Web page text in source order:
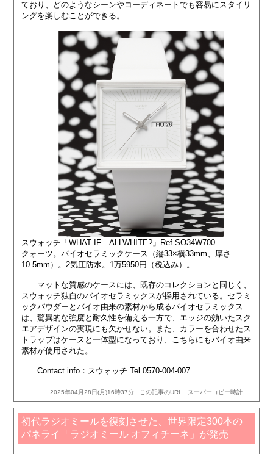
ており、どのようなシーンやコーディネートでも容易にスタイリ
ングを楽しむことができる。
スウォッチ「WHAT IF…ALLWHITE?」Ref.SO34W700
クォーツ。バイオセラミックケース（縦33×横33mm、厚さ
10.5mm）。2気圧防水。1万5950円（税込み）。
マットな質感のケースには、既存のコレクションと同じく、
スウォッチ独自のバイオセラミックスが採用されている。セラミ
ックパウダーとバイオ由来の素材から成るバイオセラミックス
は、驚異的な強度と耐久性を備える一方で、エッジの効いたスク
エアデザインの実現にも欠かせない。また、カラーを合わせたス
トラップはケースと一体型になっており、こちらにもバイオ由来
素材が使用された。
Contact info：スウォッチ Tel.0570-004-007
2025年04月28日(月)16時37分 この記事のURL スーパーコピー時計
初代ラジオミールを復刻させた、世界限定300本の
パネライ「ラジオミール オフィチーネ」が発売